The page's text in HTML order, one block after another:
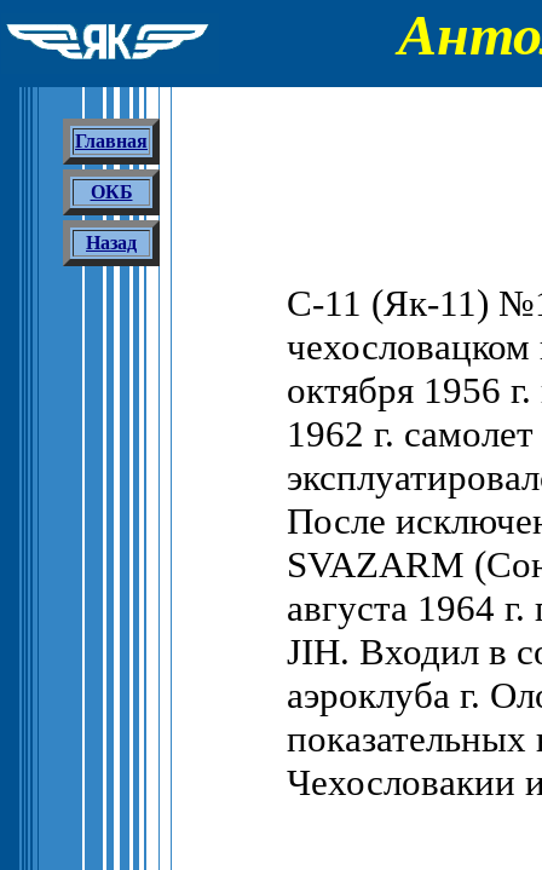
Главная
ОКБ
Назад
C-11 (Як-11)
октября 1956
1962 г.
После
SVAZARM
августа 1964
JIH. Входил в
аэроклуба г.
Чехословакии